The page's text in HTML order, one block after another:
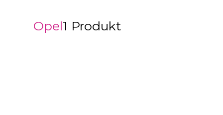
Opel1 Produkt